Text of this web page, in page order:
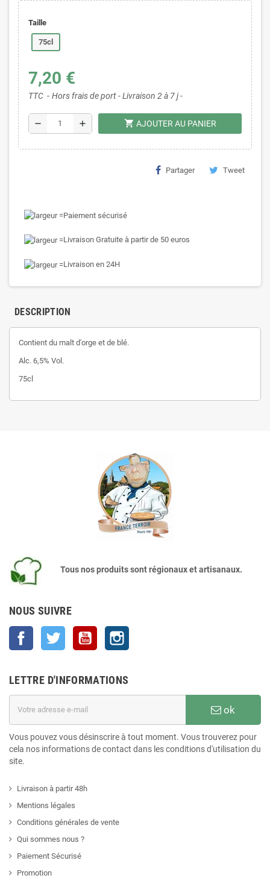
Taille
75cl
7,20 €
TTC Hors frais de port - Livraison 2 à 7 j -
remove add shopping_cart AJOUTER AU PANIER
Partager Tweet
Paiement sécurisé
Livraison Gratuite à partir de 50 euros
Livraison en 24H
DESCRIPTION
Contient du malt d'orge et de blé.
Alc. 6,5% Vol.
75cl
Tous nos produits sont régionaux et artisanaux.
NOUS SUIVRE
Facebook Twitter YouTube
LETTRE D'INFORMATIONS
ok
Vous pouvez vous désinscrire à tout moment. Vous trouverez pour
cela nos informations de contact dans les conditions d'utilisation du
site.
Livraison à partir 48h
Mentions légales
Conditions générales de vente
Qui sommes nous ?
Paiement Sécurisé
Promotion